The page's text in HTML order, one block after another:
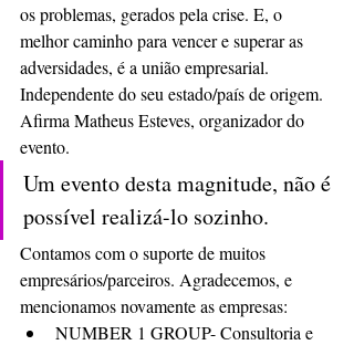
os problemas, gerados pela crise. E, o
melhor caminho para vencer e superar as
adversidades, é a união empresarial.
Independente do seu estado/país de origem.
Afirma Matheus Esteves, organizador do
evento.
Um evento desta magnitude, não é
possível realizá-lo sozinho.
Contamos com o suporte de muitos
empresários/parceiros. Agradecemos, e
mencionamos novamente as empresas:
NUMBER 1 GROUP- Consultoria e